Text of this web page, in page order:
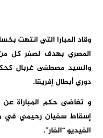
وقاد المبارا التي انتهت
المصري بهدف لصفر كل
والسيد مصطفى غربال
دوري أبطال إفريقا.
و تغاضى حكم المباراة عن
إسقاط سفيان رحيمي في
الفيديو “الفار”.